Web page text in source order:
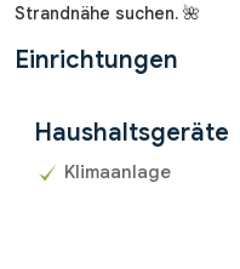
Strandnähe suchen. 🌺
Einrichtungen
Haushaltsgeräte
Klimaanlage